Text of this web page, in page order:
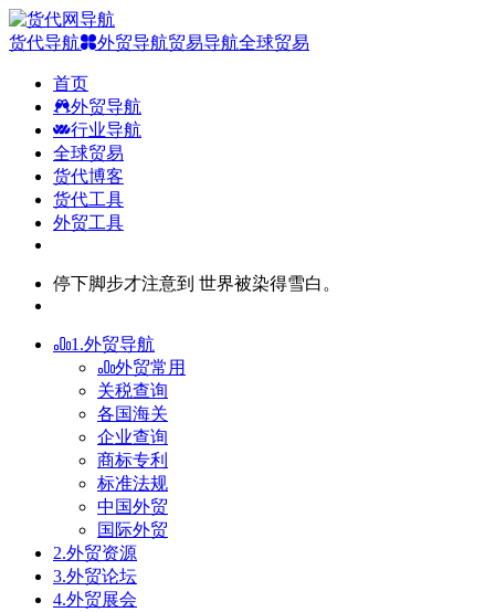
货代导航 外贸导航贸易导航全球贸易
首页
外贸导航
行业导航
全球贸易
货代博客
货代工具
外贸工具
停下脚步才注意到 世界被染得雪白。
1.外贸导航
外贸常用
关税查询
各国海关
企业查询
商标专利
标准法规
中国外贸
国际外贸
2.外贸资源
3.外贸论坛
4.外贸展会